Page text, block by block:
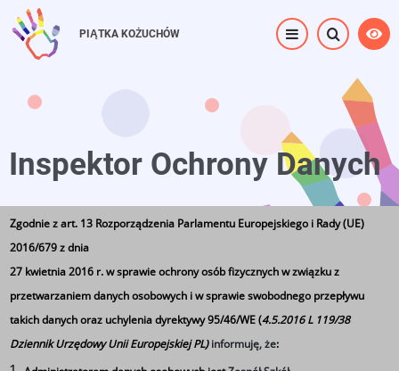
Przejdź
do
treści
PIĄTKA KOŻUCHÓW
Inspektor Ochrony Danych
Strona główna ⟶ Inspektor Ochrony Danych
Inspektor Ochrony Danych
Zgodnie z art. 13 Rozporządzenia Parlamentu Europejskiego i Rady (UE)
2016/679 z dnia
27 kwietnia 2016 r. w sprawie ochrony osób fizycznych w związku z
przetwarzaniem danych osobowych i w sprawie swobodnego przepływu
takich danych oraz uchylenia dyrektywy 95/46/WE (4.5.2016 L 119/38
Dziennik Urzędowy Unii Europejskiej PL)informuję, że: